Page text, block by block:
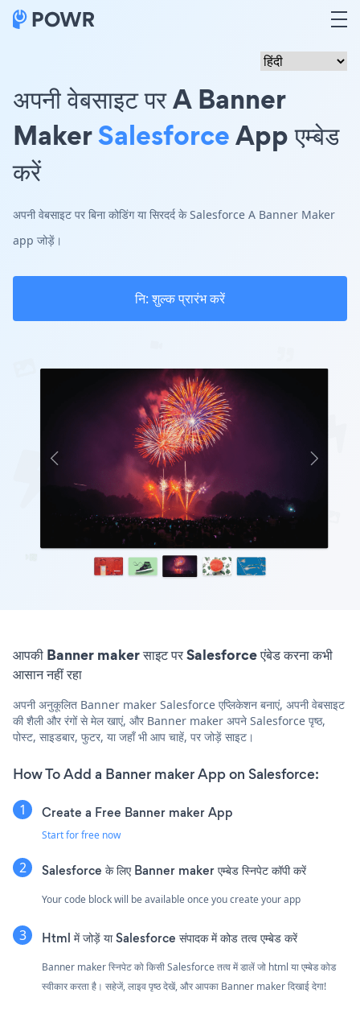
अपनी वेबसाइट पर A Banner
MakerSalesforceApp एम्बेड
करें
अपनी वेबसाइट पर बिना कोडिंग या सिरदर्द के Salesforce A Banner Maker
app जोड़ें।
नि: शुल्क प्रारंभ करें
आपकी Banner maker साइट पर Salesforce एंबेड करना कभी
आसान नहीं रहा
अपनी अनुकूलित Banner maker Salesforce एप्लिकेशन बनाएं, अपनी वेबसाइट
की शैली और रंगों से मेल खाएं, और Banner maker अपने Salesforce पृष्ठ,
पोस्ट, साइडबार, फुटर, या जहाँ भी आप चाहें, पर जोड़ें साइट।
How To Add a Banner maker App on Salesforce:
Create a Free Banner maker App
Start for free now
Salesforce के लिए Banner maker एम्बेड स्निपेट कॉपी करें
Your code block will be available once you create your app
Html में जोड़ें या Salesforce संपादक में कोड तत्व एम्बेड करें
Banner maker स्निपेट को किसी Salesforce तत्व में डालें जो html या एम्बेड कोड
स्वीकार करता है। सहेजें, लाइव पृष्ठ देखें, और आपका Banner maker दिखाई देगा!